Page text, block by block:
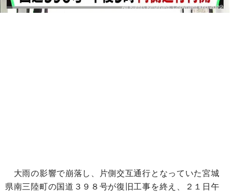
大雨の影響で崩落し、片側交互通行となっていた宮城
県南三陸町の国道３９８号が復旧工事を終え、２１日午